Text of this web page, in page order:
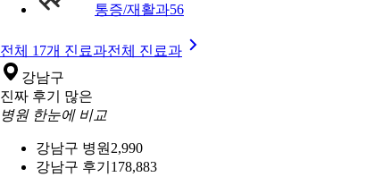
통증/재활과56
전체 17개 진료과전체 진료과
강남구
진짜 후기 많은
병원 한눈에 비교
강남구 병원 2,990
강남구 후기 178,883